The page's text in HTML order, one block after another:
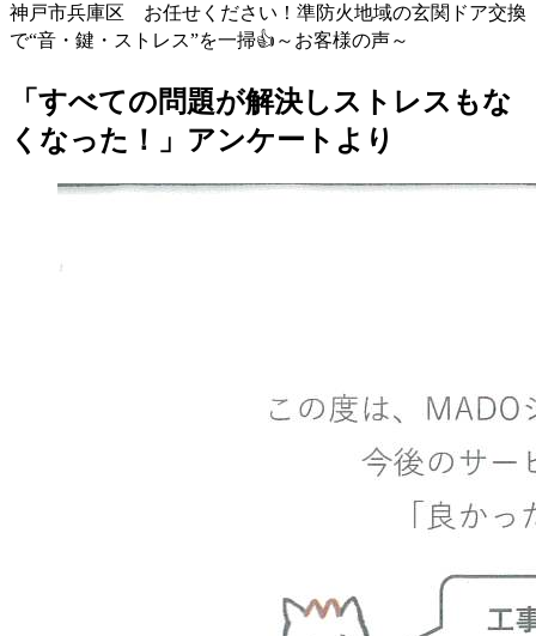
神戸市兵庫区 お任せください！準防火地域の玄関ドア交換
で“音・鍵・ストレス”を一掃👍～お客様の声～
「すべての問題が解決しストレスもな
くなった！」アンケートより